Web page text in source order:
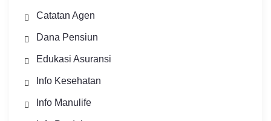
Catatan Agen
Dana Pensiun
Edukasi Asuransi
Info Kesehatan
Info Manulife